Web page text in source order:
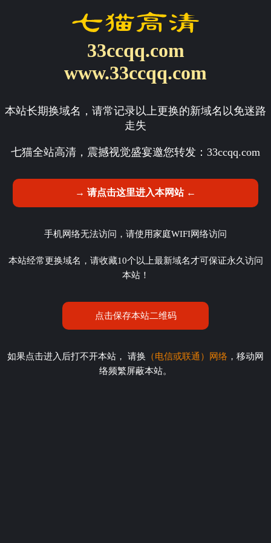
33ccqq.com
www.33ccqq.com
本站长期换域名，请常记录以上更换的新域名以免迷路
走失
七猫全站高清，震撼视觉盛宴邀您转发： 33ccqq.com
→ 请点击这里进入本网站 ←
手机网络无法访问，请使用家庭WIFI网络访问
本站经常更换域名，请收藏10个以上最新域名才可保证永久访问
本站！
点击保存本站二维码
如果点击进入后打不开本站， 请换 （电信或联通）网络 ，移动网
络频繁屏蔽本站。